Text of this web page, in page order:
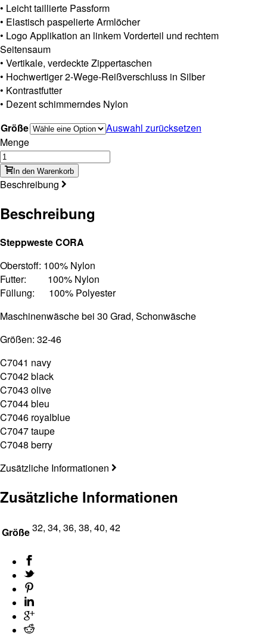
• Leicht taillierte Passform
• Elastisch paspelierte Armlöcher
• Logo Applikation an linkem Vorderteil und rechtem
Seitensaum
• Vertikale, verdeckte Zippertaschen
• Hochwertiger 2-Wege-Reißverschluss in Silber
• Kontrastfutter
• Dezent schimmerndes Nylon
Größe
Auswahl zurücksetzen
Menge
In den Warenkorb
Beschreibung
Beschreibung
Steppweste CORA
Oberstoff: 100% Nylon
Futter: 100% Nylon
Füllung: 100% Polyester
Maschinenwäsche bei 30 Grad, Schonwäsche
Größen: 32-46
C7041 navy
C7042 black
C7043 olive
C7044 bleu
C7046 royalblue
C7047 taupe
C7048 berry
Zusätzliche Informationen
Zusätzliche Informationen
Größe32, 34, 36, 38, 40, 42